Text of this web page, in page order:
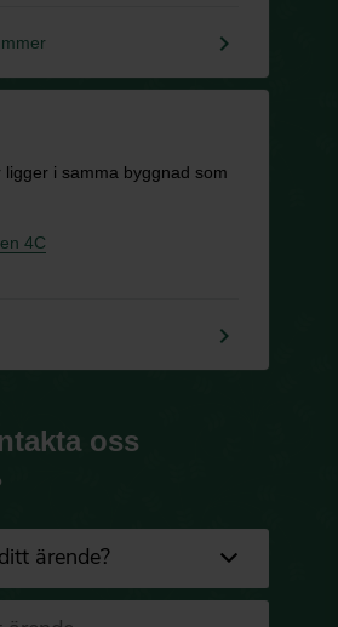
keyboard_arrow_right
ligger i samma byggnad som
4C
keyboard_arrow_right
oss